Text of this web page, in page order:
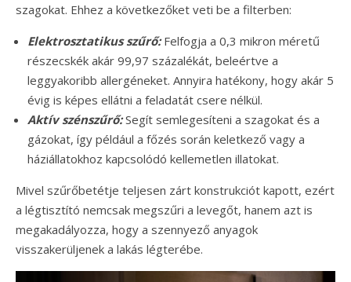
szagokat. Ehhez a következőket veti be a filterben:
Elektrosztatikus szűrő:Felfogja a 0,3 mikron méretű
részecskék akár 99,97 százalékát, beleértve a
leggyakoribb allergéneket. Annyira hatékony, hogy akár 5
évig is képes ellátni a feladatát csere nélkül.
Aktív szénszűrő:Segít semlegesíteni a szagokat és a
gázokat, így például a főzés során keletkező vagy a
háziállatokhoz kapcsolódó kellemetlen illatokat.
Mivel szűrőbetétje teljesen zárt konstrukciót kapott, ezért
a légtisztító nemcsak megszűri a levegőt, hanem azt is
megakadályozza, hogy a szennyező anyagok
visszakerüljenek a lakás légterébe.